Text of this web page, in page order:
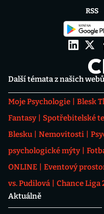
Další témata z našich webů
Moje Psychologie Blesk
Fantasy
Spotřebitelské
Blesku
Nemovitosti
psychologické mýty
ONLINE
Eventový
vs. Pudilová
Chance Liga
Aktuálně
RSS